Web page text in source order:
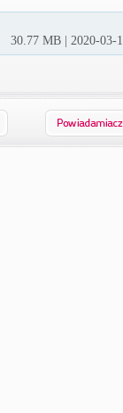
30.77 MB | 2020-03-